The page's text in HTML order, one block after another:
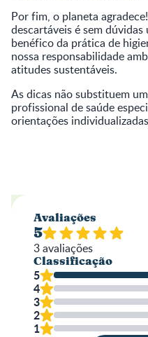
Por fim, o planeta
descartáveis é sem
benéfico da prática de
nossa responsabilidade
atitudes sustentáveis.
As dicas não substituem
profissional de saúde
orientações
Avaliações
5
3avaliações
Classificação
5
4
3
2
1